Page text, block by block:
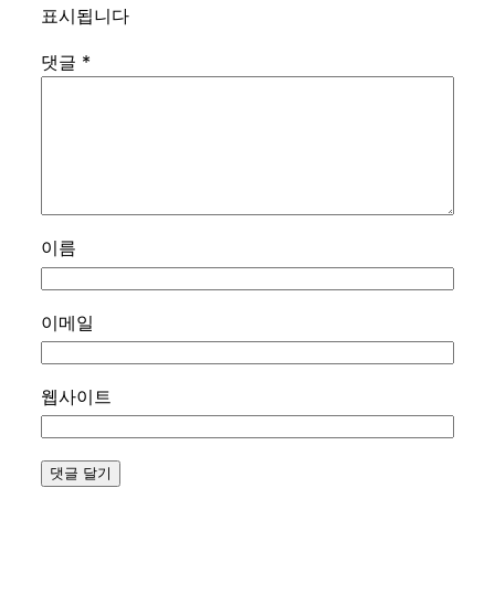
표시됩니다
댓글 *
이름
이메일
웹사이트